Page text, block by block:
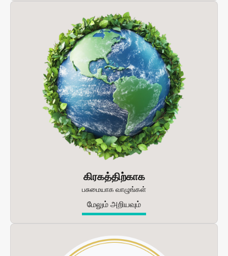
கிரகத்திற்காக
பசுமையாக வாழுங்கள்
மேலும் அறியவும்